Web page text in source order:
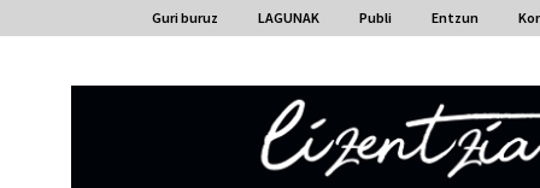
Guri buruz LAGUNAK Publi Entzun